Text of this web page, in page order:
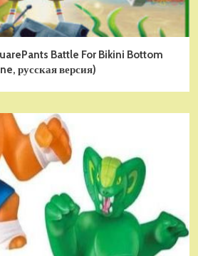
Battle For Bikini Bottom
русская версия)